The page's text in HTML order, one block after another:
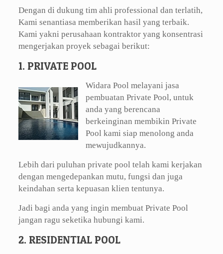
Dengan di dukung tim ahli professional dan terlatih,
Kami senantiasa memberikan hasil yang terbaik.
Kami yakni perusahaan kontraktor yang konsentrasi
mengerjakan proyek sebagai berikut:
1. PRIVATE POOL
Widara Pool melayani jasa
pembuatan Private Pool, untuk
anda yang berencana
berkeinginan membikin Private
Pool kami siap menolong anda
mewujudkannya.
Lebih dari puluhan private pool telah kami kerjakan
dengan mengedepankan mutu, fungsi dan juga
keindahan serta kepuasan klien tentunya.
Jadi bagi anda yang ingin membuat Private Pool
jangan ragu seketika hubungi kami.
2. RESIDENTIAL POOL